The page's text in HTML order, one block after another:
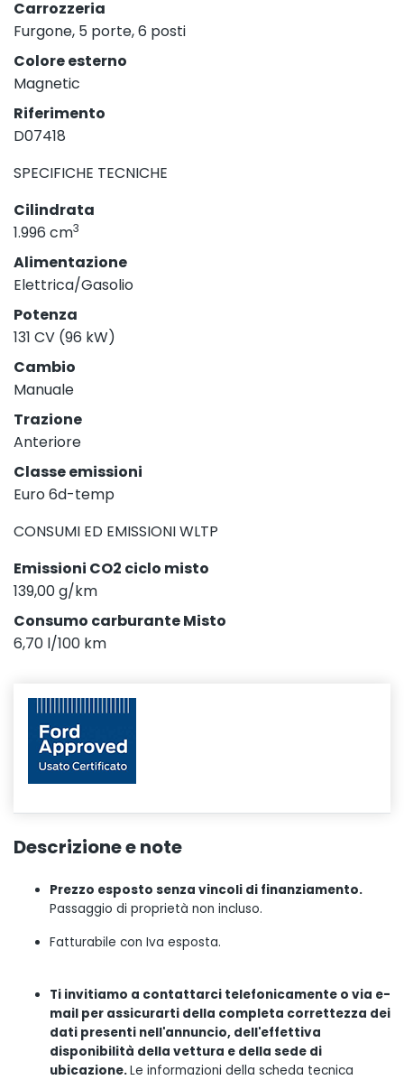
Carrozzeria
Furgone, 5 porte, 6 posti
Colore esterno
Magnetic
Riferimento
D07418
SPECIFICHE TECNICHE
Cilindrata
1.996 cm3
Alimentazione
Elettrica/Gasolio
Potenza
131 CV (96 kW)
Cambio
Manuale
Trazione
Anteriore
Classe emissioni
Euro 6d-temp
CONSUMI ED EMISSIONI WLTP
Emissioni CO2 ciclo misto
139,00 g/km
Consumo carburante Misto
6,70 l/100 km
Descrizione e note
Prezzo esposto senza vincoli di finanziamento.
Passaggio di proprietà non incluso.
Fatturabile con Iva esposta.
Ti invitiamo a contattarci telefonicamente o via e-
mail per assicurarti della completa correttezza dei
dati presenti nell'annuncio, dell'effettiva
disponibilità della vettura e della sede di
ubicazione.Le informazioni della scheda tecnica